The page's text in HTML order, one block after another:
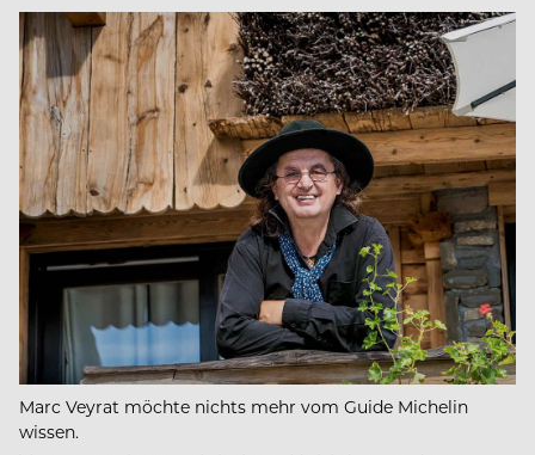
Marc Veyrat möchte nichts mehr vom Guide Michelin
wissen.